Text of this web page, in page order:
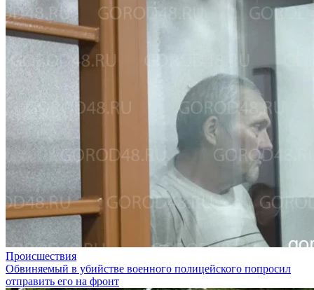
Происшествия
Обвиняемый в убийстве военного полицейского попросил
отправить его на фронт